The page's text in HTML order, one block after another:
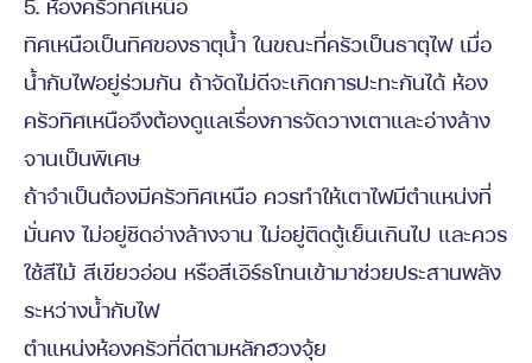
5. ห้องครัวทิศเหนือ
ทิศเหนือเป็นทิศของธาตุน้ำ ในขณะที่ครัวเป็นธาตุไฟ เมื่อ
น้ำกับไฟอยู่ร่วมกัน ถ้าจัดไม่ดีจะเกิดการปะทะกันได้ ห้อง
ครัวทิศเหนือจึงต้องดูแลเรื่องการจัดวางเตาและอ่างล้าง
จานเป็นพิเศษ
ถ้าจำเป็นต้องมีครัวทิศเหนือ ควรทำให้เตาไฟมีตำแหน่งที่
มั่นคง ไม่อยู่ชิดอ่างล้างจาน ไม่อยู่ติดตู้เย็นเกินไป และควร
ใช้สีไม้ สีเขียวอ่อน หรือสีเอิร์ธโทนเข้ามาช่วยประสานพลัง
ระหว่างน้ำกับไฟ
ตำแหน่งห้องครัวที่ดีตามหลักฮวงจุ้ย